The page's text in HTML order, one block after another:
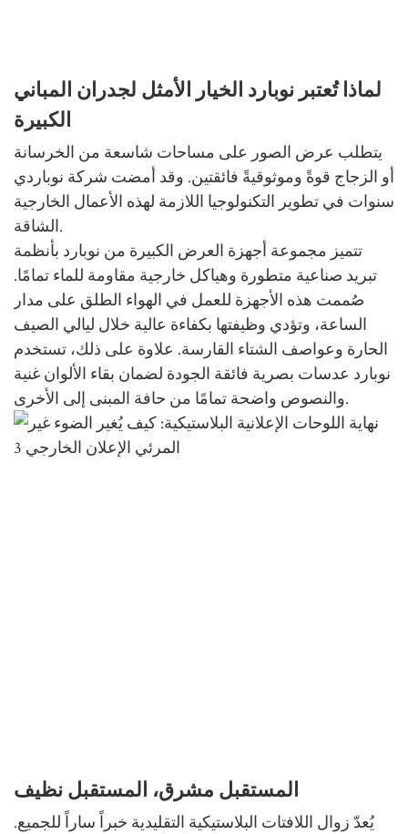
لماذا تُعتبر نوبارد الخيار الأمثل لجدران المباني
الكبيرة
يتطلب عرض الصور على مساحات شاسعة من الخرسانة
أو الزجاج قوةً وموثوقيةً فائقتين. وقد أمضت شركة نوباردي
سنوات في تطوير التكنولوجيا اللازمة لهذه الأعمال الخارجية
الشاقة.
تتميز مجموعة أجهزة العرض الكبيرة من نوبارد بأنظمة
تبريد صناعية متطورة وهياكل خارجية مقاومة للماء تمامًا.
صُممت هذه الأجهزة للعمل في الهواء الطلق على مدار
الساعة، وتؤدي وظيفتها بكفاءة عالية خلال ليالي الصيف
الحارة وعواصف الشتاء القارسة. علاوة على ذلك، تستخدم
نوبارد عدسات بصرية فائقة الجودة لضمان بقاء الألوان غنية
والنصوص واضحة تمامًا من حافة المبنى إلى الأخرى.
المستقبل مشرق، المستقبل نظيف
يُعدّ زوال اللافتات البلاستيكية التقليدية خبراً ساراً للجميع.